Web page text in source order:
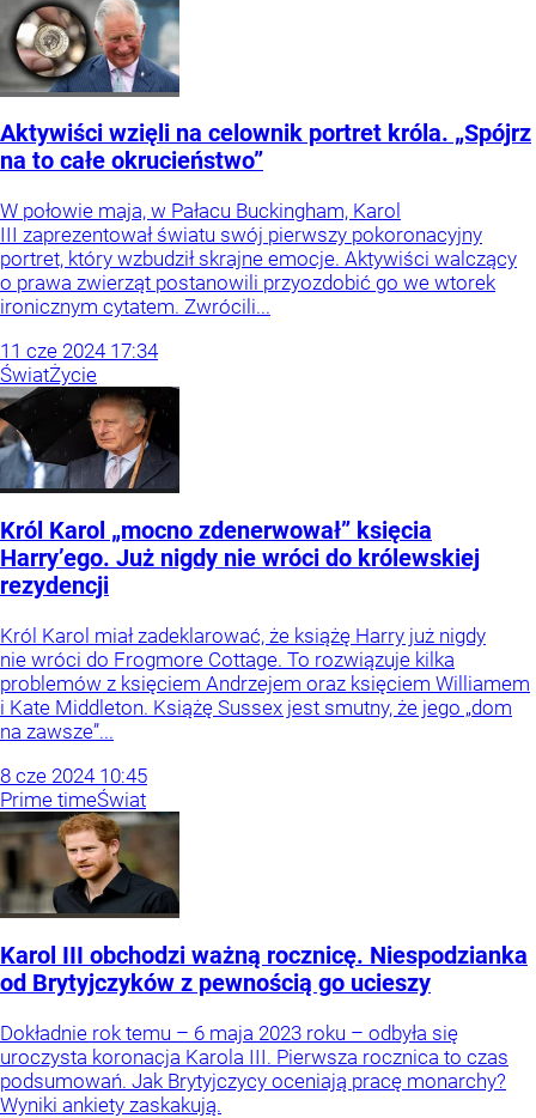
Aktywiści wzięli na celownik portret króla. „Spójrz
na to całe okrucieństwo”
W połowie maja, w Pałacu Buckingham, Karol
III zaprezentował światu swój pierwszy pokoronacyjny
portret, który wzbudził skrajne emocje. Aktywiści walczący
o prawa zwierząt postanowili przyozdobić go we wtorek
ironicznym cytatem. Zwrócili...
11 cze 2024 17:34
ŚwiatŻycie
Król Karol „mocno zdenerwował” księcia
Harry’ego. Już nigdy nie wróci do królewskiej
rezydencji
Król Karol miał zadeklarować, że książę Harry już nigdy
nie wróci do Frogmore Cottage. To rozwiązuje kilka
problemów z księciem Andrzejem oraz księciem Williamem
i Kate Middleton. Książę Sussex jest smutny, że jego „dom
na zawsze”...
8 cze 2024 10:45
Prime timeŚwiat
Karol III obchodzi ważną rocznicę. Niespodzianka
od Brytyjczyków z pewnością go ucieszy
Dokładnie rok temu – 6 maja 2023 roku – odbyła się
uroczysta koronacja Karola III. Pierwsza rocznica to czas
podsumowań. Jak Brytyjczycy oceniają pracę monarchy?
Wyniki ankiety zaskakują.